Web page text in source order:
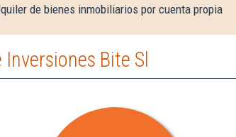
de bienes inmobiliarios por cuenta propia
Bite Sl